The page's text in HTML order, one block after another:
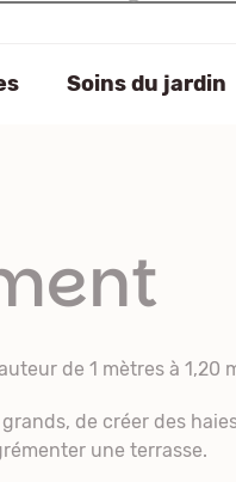
Soins du jardin
de 1 mètres à 1,20
de créer des
une terrasse.